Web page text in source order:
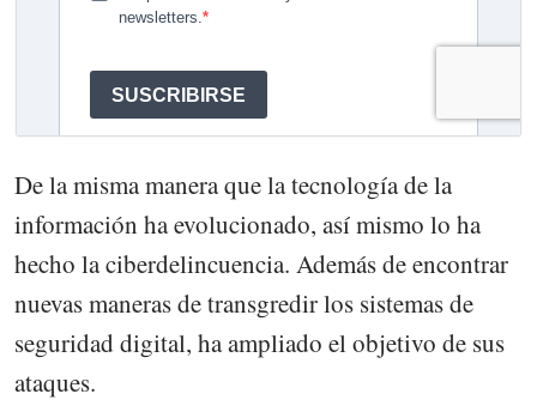
De la misma manera que la tecnología de la
información ha evolucionado, así mismo lo ha
hecho la ciberdelincuencia. Además de encontrar
nuevas maneras de transgredir los sistemas de
seguridad digital, ha ampliado el objetivo de sus
ataques.